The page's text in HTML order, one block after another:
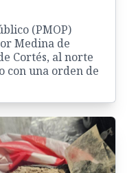
(PMOP)
Medina de
Cortés, al norte
con una orden de